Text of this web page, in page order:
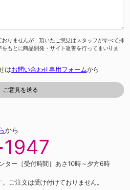
りませんが、頂いたご意見はスタッフがすべて拝
もとに商品開発・サイト改善を行ってまいりま
はお問い合わせ専用フォームから
から
ター［受付時間］あさ10時～夕方6時
ご注文は受け付けておりません。